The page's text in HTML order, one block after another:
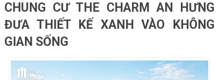
CHUNG CƯ THE CHARM AN HƯNG
ĐƯA THIẾT KẾ XANH VÀO KHÔNG
GIAN SỐNG